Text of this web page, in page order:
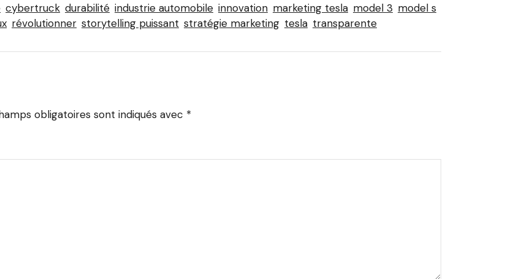
cybertruck durabilité industrie automobile innovation marketing tesla model 3 model s
révolutionner storytelling puissant stratégie marketing tesla transparente
obligatoires sont indiqués avec *